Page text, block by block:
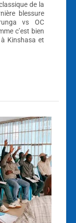
de la
blessure
vs OC
c’est bien
Kinshasa et